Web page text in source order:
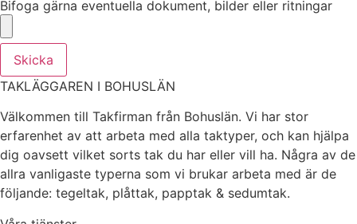
Bifoga gärna eventuella dokument, bilder eller ritningar
Skicka
TAKLÄGGAREN I BOHUSLÄN
Välkommen till Takfirman från Bohuslän. Vi har stor
erfarenhet av att arbeta med alla taktyper, och kan hjälpa
dig oavsett vilket sorts tak du har eller vill ha. Några av de
allra vanligaste typerna som vi brukar arbeta med är de
följande: tegeltak, plåttak, papptak & sedumtak.